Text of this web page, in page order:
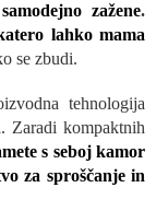
zažene.
lahko mama
se zbudi.
tehnologija
Zaradi kompaktnih
s seboj kamor
za sproščanje in